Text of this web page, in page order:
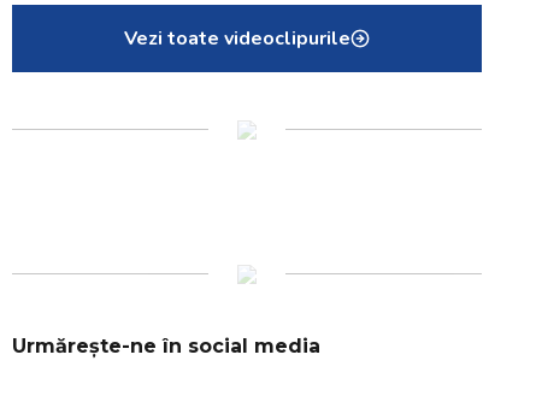
Vezi toate videoclipurile
Urmărește-ne în social media